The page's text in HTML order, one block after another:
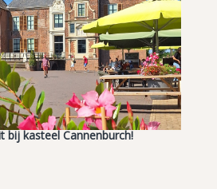
bij kasteel Cannenburch!